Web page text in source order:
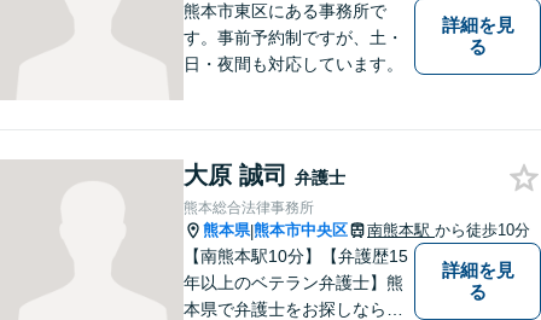
熊本市東区にある事務所で
す。事前予約制ですが、土・
日・夜間も対応しています。
詳細を見
る
大原 誠司 弁護士
熊本総合法律事務所
熊本県|熊本市中央区 南熊本駅 から徒歩10分
【南熊本駅10分】【弁護歴15
年以上のベテラン弁護士】熊
本県で弁護士をお探しなら、
詳細を見
る